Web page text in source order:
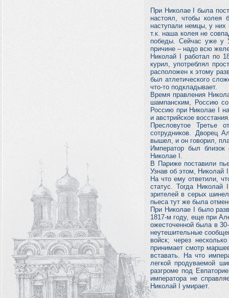
При Николае I была
настоял, чтобы
наступали немцы, у них
т.к. наша колея не
победы. Сейчас уже у
причине – надо всю
Николай I работал по
курил, употреблял
расположен к этому
был атлетического
что-то подкладывает.
Время правления
шампанским, Россию
Россию при Николае I
и австрийское
Пресловутое Третье
сотрудников. Дворец
вышел, и он говорил,
Император был
Николае I.
В Париже поставили
Узнав об этом, Николай
На что ему ответили,
статус. Тогда Николай
зрителей в серых
пьеса тут же была
При Николае I было
1817-м году, еще при
ожесточенной была в
неутешительные
войск; через
принимает смотр
вставать. На что
легкой продуваемой
разгроме под
императора не
Николай I умирает.